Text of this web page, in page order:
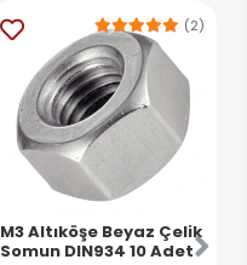
M3 Altıköşe Beyaz Çelik
Somun DIN934 10 Adet
(2)